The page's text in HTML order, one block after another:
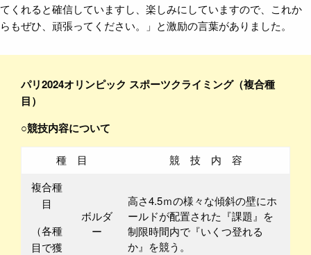
てくれると確信していますし、楽しみにしていますので、これか
らもぜひ、頑張ってください。」と激励の言葉がありました。
パリ2024オリンピック スポーツクライミング（複合種
目）
○競技内容について
種 目
競 技 内 容
複合種
目
（各種
目で獲
ボルダ
ー
高さ4.5ｍの様々な傾斜の壁にホ
ールドが配置された『課題』を
制限時間内で『いくつ登れる
か』を競う。